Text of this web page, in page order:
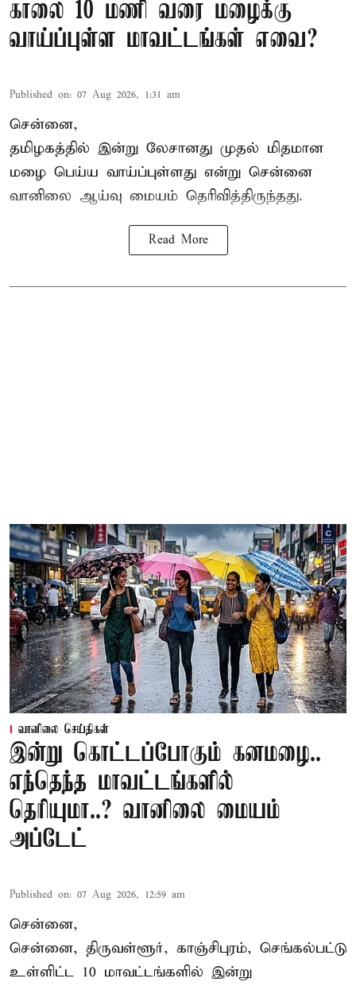
காலை 10 மணி வரை மழைக்கு
வாய்ப்புள்ள மாவட்டங்கள் எவை?
Published on: 07 Aug 2026, 1:31 am
சென்னை,
தமிழகத்தில் இன்று லேசானது முதல் மிதமான
மழை பெய்ய வாய்ப்புள்ளது என்று சென்னை
வானிலை ஆய்வு மையம் தெரிவித்திருந்தது.
Read More
வானிலை செய்திகள்
இன்று கொட்டப்போகும் கனமழை..
எந்தெந்த மாவட்டங்களில்
தெரியுமா..? வானிலை மையம்
அப்டேட்
Published on: 07 Aug 2026, 12:59 am
சென்னை,
சென்னை, திருவள்ளூர், காஞ்சிபுரம், செங்கல்பட்டு
உள்ளிட்ட 10 மாவட்டங்களில் இன்று